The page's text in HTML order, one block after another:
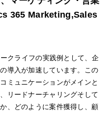
365 Marketing,Sales
クライフの実践例として、企
導入が加速しています。この
ミュニケーションがメインと
リードナーチャリングそして
、どのように案件獲得し、顧